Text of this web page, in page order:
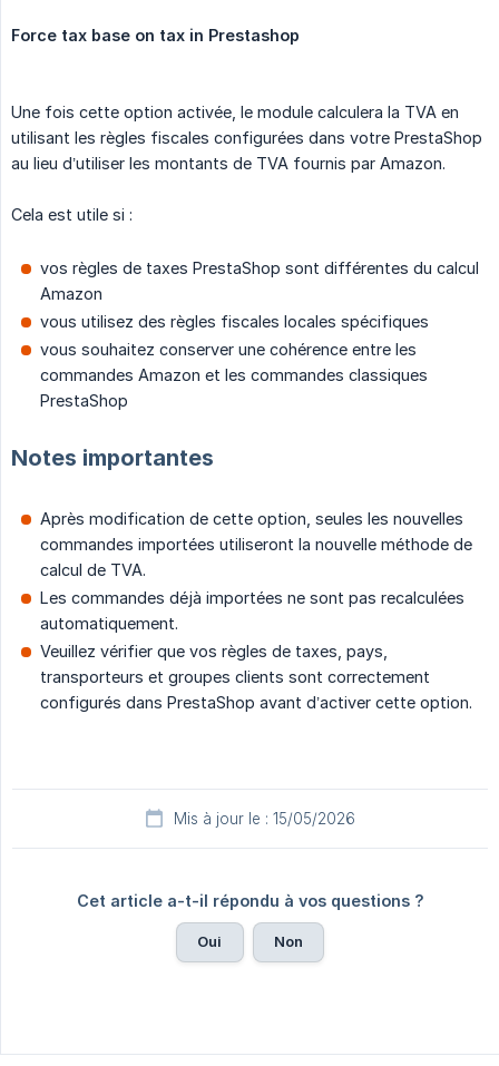
Force tax base on tax in Prestashop
Une fois cette option activée, le module calculera la TVA en
utilisant les règles fiscales configurées dans votre PrestaShop
au lieu d’utiliser les montants de TVA fournis par Amazon.
Cela est utile si :
vos règles de taxes PrestaShop sont différentes du calcul
Amazon
vous utilisez des règles fiscales locales spécifiques
vous souhaitez conserver une cohérence entre les
commandes Amazon et les commandes classiques
PrestaShop
Notes importantes
Après modification de cette option, seules les nouvelles
commandes importées utiliseront la nouvelle méthode de
calcul de TVA.
Les commandes déjà importées ne sont pas recalculées
automatiquement.
Veuillez vérifier que vos règles de taxes, pays,
transporteurs et groupes clients sont correctement
configurés dans PrestaShop avant d’activer cette option.
Mis à jour le : 15/05/2026
Cet article a-t-il répondu à vos questions ?
Oui Non